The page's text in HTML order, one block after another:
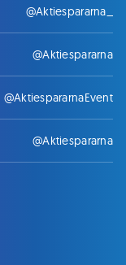
@Aktiespararna_
@Aktiespararna
@AktiespararnaEvent
@Aktiespararna